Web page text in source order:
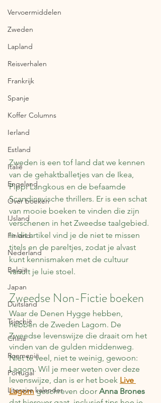
Vervoermiddelen
Zweden
Lapland
Reisverhalen
Frankrijk
Spanje
Koffer Columns
Ierland
Estland
Italië
Engeland
Over boeken
IJsland
Finland
Nederland
België
Japan
Duitsland
Tsjechië
China
Roemenië
Portugal
Literaire kalender
Zweden is een tof land dat we kennen
van de gehaktballetjes van de Ikea,
Pippi Langkous en de befaamde
Scandinavische thrillers. Er is een schat
van mooie boeken te vinden die zijn
verschenen in het Zweedse taalgebied.
In dit artikel vind je de niet te missen
titels en de pareltjes, zodat je alvast
kunt kennismaken met de cultuur
vanuit je luie stoel.
Zweedse Non-Fictie boeken
Waar de Denen Hygge hebben,
hebben de Zweden Lagom. De
Zweedse levenswijze die draait om het
vinden van de gulden middenweg.
Niet te veel, niet te weinig, gewoon:
Lagom. Wil je meer weten over deze
levenswijze, dan is er het boek Live
Lagom geschreven door Anna Brones